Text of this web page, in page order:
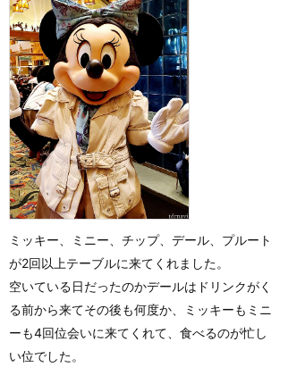
ミッキー、ミニー、チップ、デール、プルート
が2回以上テーブルに来てくれました。
空いている日だったのかデールはドリンクがく
る前から来てその後も何度か、ミッキーもミニ
ーも4回位会いに来てくれて、食べるのが忙し
い位でした。